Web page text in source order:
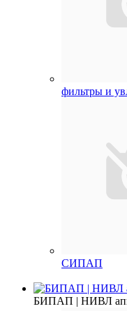
фильтры и
СИПАП
БИПАП | НИВЛ